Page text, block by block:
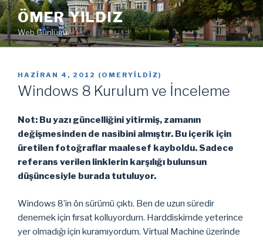
İçeriğe
geç ÖMER YILDIZ
Web Günlüğü
YAYIM
TARIHI
HAZIRAN 4, 2012 ( OMERYILDIZ)
Windows 8 Kurulum ve İnceleme
Not: Bu yazı güncelliğini yitirmiş, zamanın
değişmesinden de nasibini almıştır. Bu içerik için
üretilen fotoğraflar maalesef kayboldu. Sadece
referans verilen linklerin karşılığı bulunsun
düşüncesiyle burada tutuluyor.
Windows 8’in ön sürümü çıktı. Ben de uzun süredir
denemek için fırsat kolluyordum. Harddiskimde yeterince
yer olmadığı için kuramıyordum. Virtual Machine üzerinde